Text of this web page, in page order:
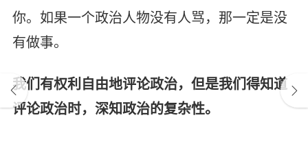
你。如果一个政治人物没有人骂，那一定是没
有做事。
我们有权利自由地评论政治，但是我们得知道
评论政治时，深知政治的复杂性。